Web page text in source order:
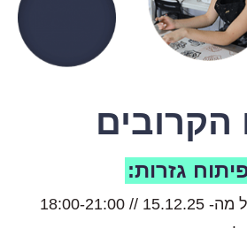
הקרובים
גזרות:
21:00